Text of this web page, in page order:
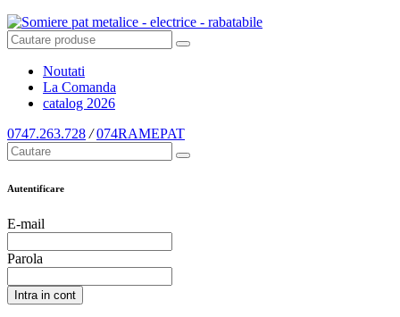
Noutati
La Comanda
catalog 2026
0747.263.728 / 074RAMEPAT
Autentificare
E-mail
Parola
Intra in cont